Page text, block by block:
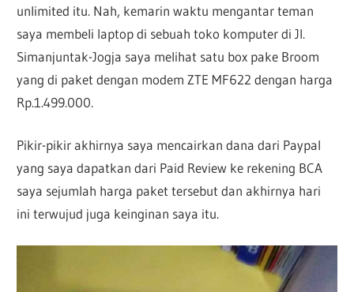
unlimited itu. Nah, kemarin waktu mengantar teman
saya membeli laptop di sebuah toko komputer di Jl.
Simanjuntak-Jogja saya melihat satu box pake Broom
yang di paket dengan modem ZTE MF622 dengan harga
Rp.1.499.000.
Pikir-pikir akhirnya saya mencairkan dana dari Paypal
yang saya dapatkan dari Paid Review ke rekening BCA
saya sejumlah harga paket tersebut dan akhirnya hari
ini terwujud juga keinginan saya itu.